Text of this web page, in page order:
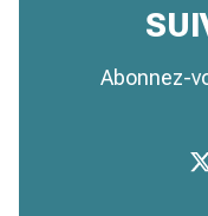
Abonnez-